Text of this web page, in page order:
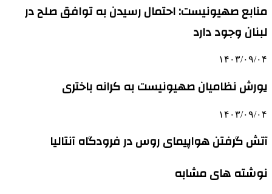
منابع صهیونیست: احتمال رسیدن به توافق صلح در
لبنان وجود دارد
۱۴۰۳/۰۹/۰۴
یورش نظامیان صهیونیست به کرانه باختری
۱۴۰۳/۰۹/۰۴
آتش گرفتن هواپیمای روس در فرودگاه آنتالیا
نوشته های مشابه